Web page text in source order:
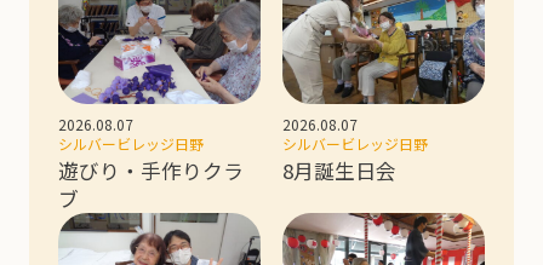
2026.08.07
シルバービレッジ日野
遊びり・手作りクラ
ブ
2026.08.07
シルバービレッジ日野
8月誕生日会